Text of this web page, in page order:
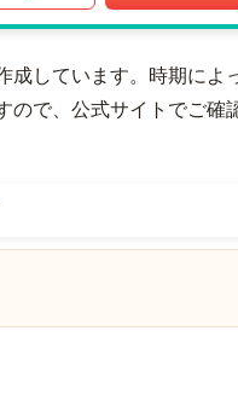
しています。時期に
で、公式サイトでご確